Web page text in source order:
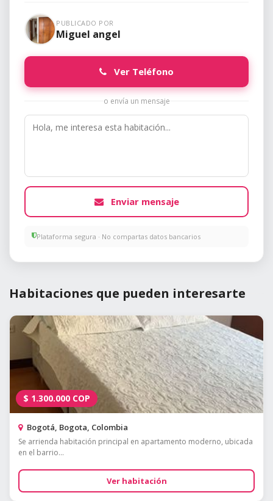
PUBLICADO POR
Miguel angel
Ver Teléfono
o envía un mensaje
Enviar mensaje
Plataforma segura · No compartas datos bancarios
Habitaciones que pueden interesarte
$ 1.300.000 COP
Bogotá, Bogota, Colombia
Se arrienda habitación principal en apartamento moderno, ubicada
en el barrio...
Ver habitación